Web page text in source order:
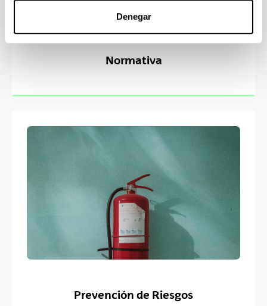
Denegar
Normativa
Prevención de Riesgos